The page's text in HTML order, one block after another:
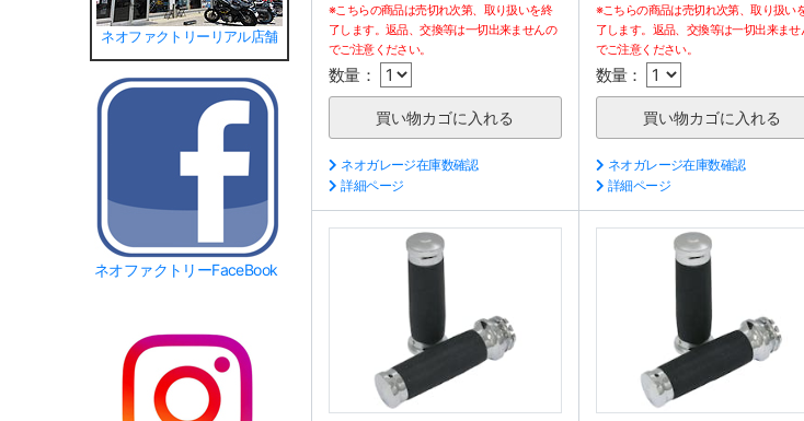
ネオファクトリーリアル店舗
ネオファクトリーFaceBook
※こちらの商品は売切れ次第、取り扱いを終
了します。返品、交換等は一切出来ませんの
でご注意ください。
数量：
ネオガレージ在庫数確認
詳細ページ
※こちらの商品は売切れ次第、取り扱い
了します。返品、交換等は一切出来ませ
でご注意ください。
数量：
ネオガレージ在庫数確認
詳細ページ